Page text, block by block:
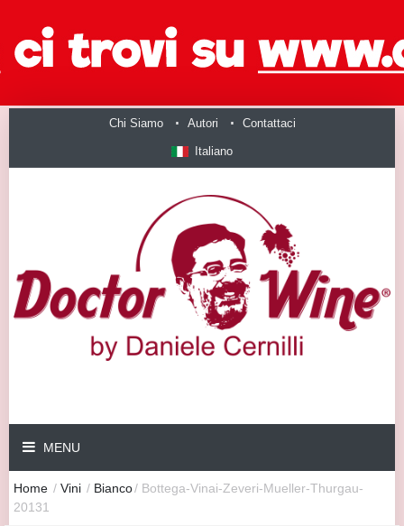
Chi Siamo Autori Contattaci
Italiano
MENU
Home / Vini / Bianco/ Bottega-Vinai-Zeveri-Mueller-Thurgau-
20131